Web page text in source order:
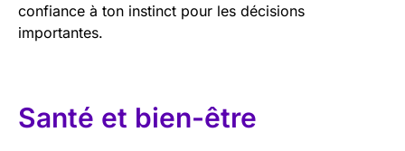
confiance à ton instinct pour les décisions
importantes.
Santé et bien-être